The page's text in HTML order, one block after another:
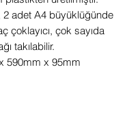
adet A4 büyüklüğünde
çoklayıcı, çok sayıda
takılabilir.
590mm x 95mm